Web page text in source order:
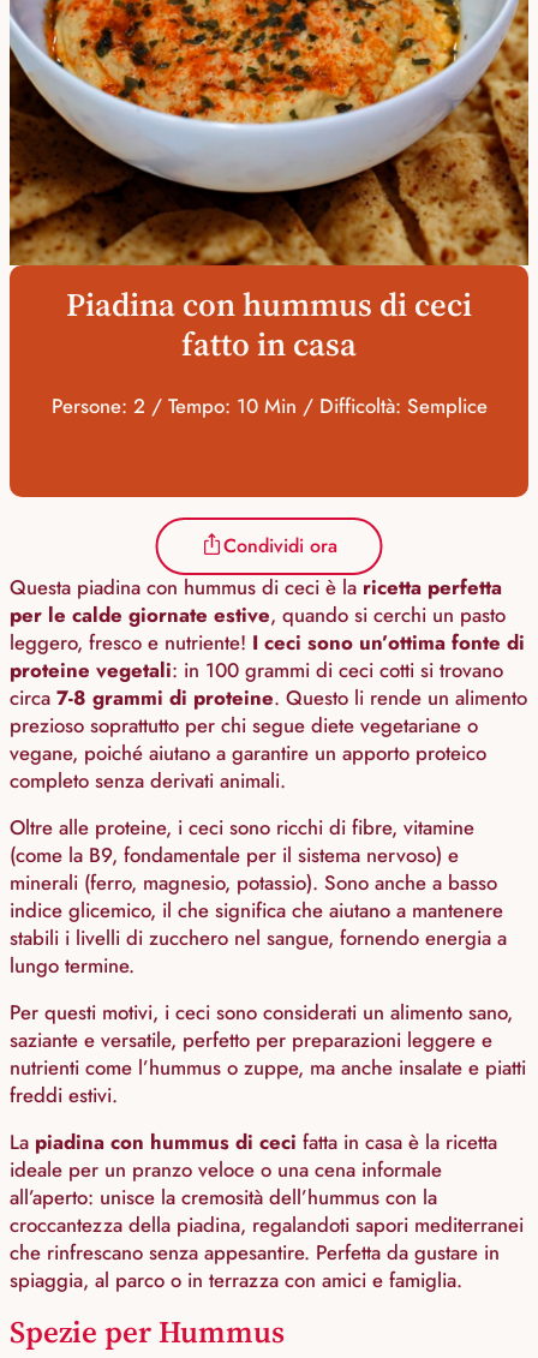
Piadina con hummus di ceci
fatto in casa
Persone: 2 / Tempo: 10 Min / Difficoltà: Semplice
Condividi ora
Questa piadina con hummus di ceci è la ricetta perfetta
per le calde giornate estive, quando si cerchi un pasto
leggero, fresco e nutriente! I ceci sono un’ottima fonte di
proteine vegetali: in 100 grammi di ceci cotti si trovano
circa 7-8 grammi di proteine. Questo li rende un alimento
prezioso soprattutto per chi segue diete vegetariane o
vegane, poiché aiutano a garantire un apporto proteico
completo senza derivati animali.
Oltre alle proteine, i ceci sono ricchi di fibre, vitamine
(come la B9, fondamentale per il sistema nervoso) e
minerali (ferro, magnesio, potassio). Sono anche a basso
indice glicemico, il che significa che aiutano a mantenere
stabili i livelli di zucchero nel sangue, fornendo energia a
lungo termine.
Per questi motivi, i ceci sono considerati un alimento sano,
saziante e versatile, perfetto per preparazioni leggere e
nutrienti come l’hummus o zuppe, ma anche insalate e piatti
freddi estivi.
La piadina con hummus di ceci fatta in casa è la ricetta
ideale per un pranzo veloce o una cena informale
all’aperto: unisce la cremosità dell’hummus con la
croccantezza della piadina, regalandoti sapori mediterranei
che rinfrescano senza appesantire. Perfetta da gustare in
spiaggia, al parco o in terrazza con amici e famiglia.
Spezie per Hummus